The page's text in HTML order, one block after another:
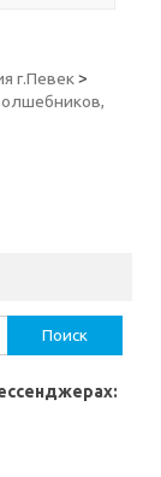
г.Певек>